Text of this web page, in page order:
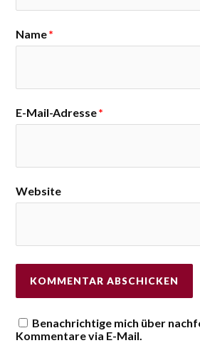
Name*
E-Mail-Adresse*
Website
Benachrichtige mich über
Kommentare via E-Mail.